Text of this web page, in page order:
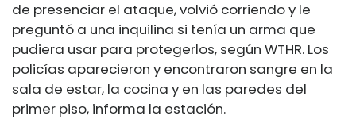
de presenciar el ataque, volvió corriendo y le
preguntó a una inquilina si tenía un arma que
pudiera usar para protegerlos, según WTHR. Los
policías aparecieron y encontraron sangre en la
sala de estar, la cocina y en las paredes del
primer piso, informa la estación.